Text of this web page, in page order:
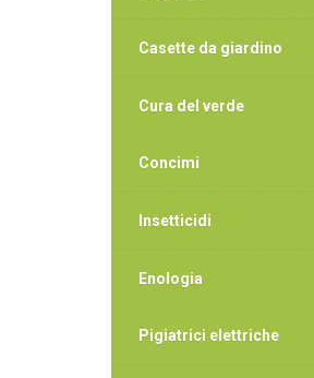
Casette da giardino
Cura del verde
Concimi
Insetticidi
Enologia
Pigiatrici elettriche